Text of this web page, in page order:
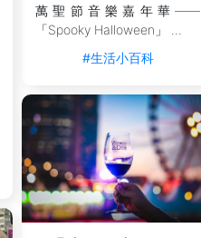
萬聖節音樂嘉年華——
「Spooky Halloween」 ...
#生活小百科